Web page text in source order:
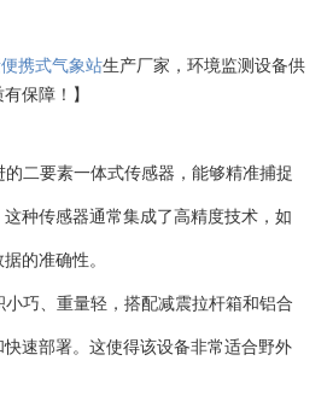
携式气象站生产厂家，环境监测设备供
有保障！】
二要素一体式传感器，能够精准捕捉
种传感器通常集成了高精度技术，如
的准确性。
巧、重量轻，搭配减震拉杆箱和铝合
速部署。这使得该设备非常适合野外